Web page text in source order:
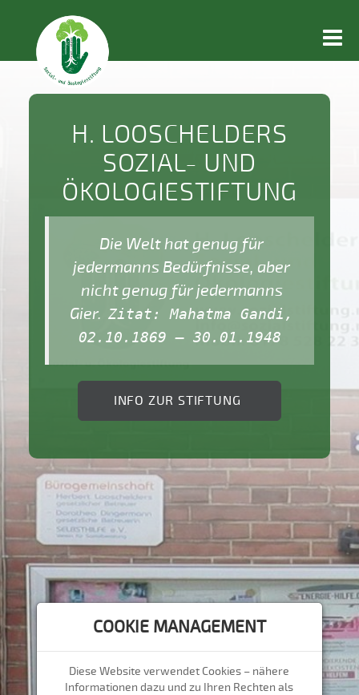
H. LOOSCHELDERS
SOZIAL- UND
ÖKOLOGIESTIFTUNG
Die Welt hat genug für
jedermanns Bedürfnisse, aber
nicht genug für jedermanns
Gier. Zitat: Mahatma Gandi,
02.10.1869 – 30.01.1948
INFO ZUR STIFTUNG
COOKIE MANAGEMENT
Diese Website verwendet Cookies – nähere
Informationen dazu und zu Ihren Rechten als